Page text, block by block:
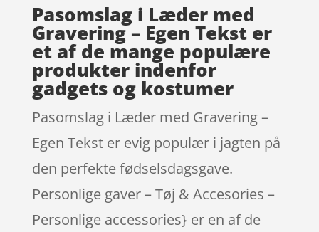
Pasomslag i Læder med
Gravering – Egen Tekst er
et af de mange populære
produkter indenfor
gadgets og kostumer
Pasomslag i Læder med Gravering –
Egen Tekst er evig populær i jagten på
den perfekte fødselsdagsgave.
Personlige gaver – Tøj & Accesories –
Personlige accessories} er en af de